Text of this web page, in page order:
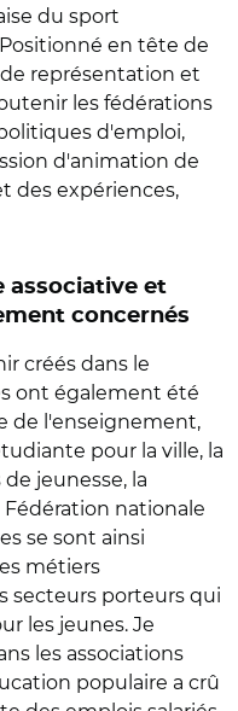
du sport
en tête de
de représentation et
les fédérations
d'emploi,
d'animation de
des expériences,
associative et
concernés
créés dans le
ont également été
de l'enseignement,
pour la ville, la
jeunesse, la
nationale
se sont ainsi
métiers
secteurs porteurs qui
les jeunes. Je
les associations
populaire a crû